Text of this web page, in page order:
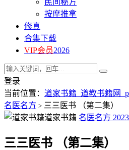
民间秘方
按摩推拿
修真
合集下载
VIP会员2026
登录
当前位置： 道家书籍_道教书籍网
名医名方 > 三三医书 （第二集）
道家书籍 名医名方
三三医书 （第二集）